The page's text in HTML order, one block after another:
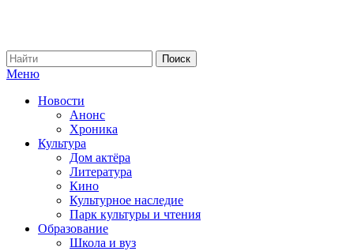
Меню
Новости
Анонс
Хроника
Культура
Дом актёра
Литература
Кино
Культурное наследие
Парк культуры и чтения
Образование
Школа и вуз